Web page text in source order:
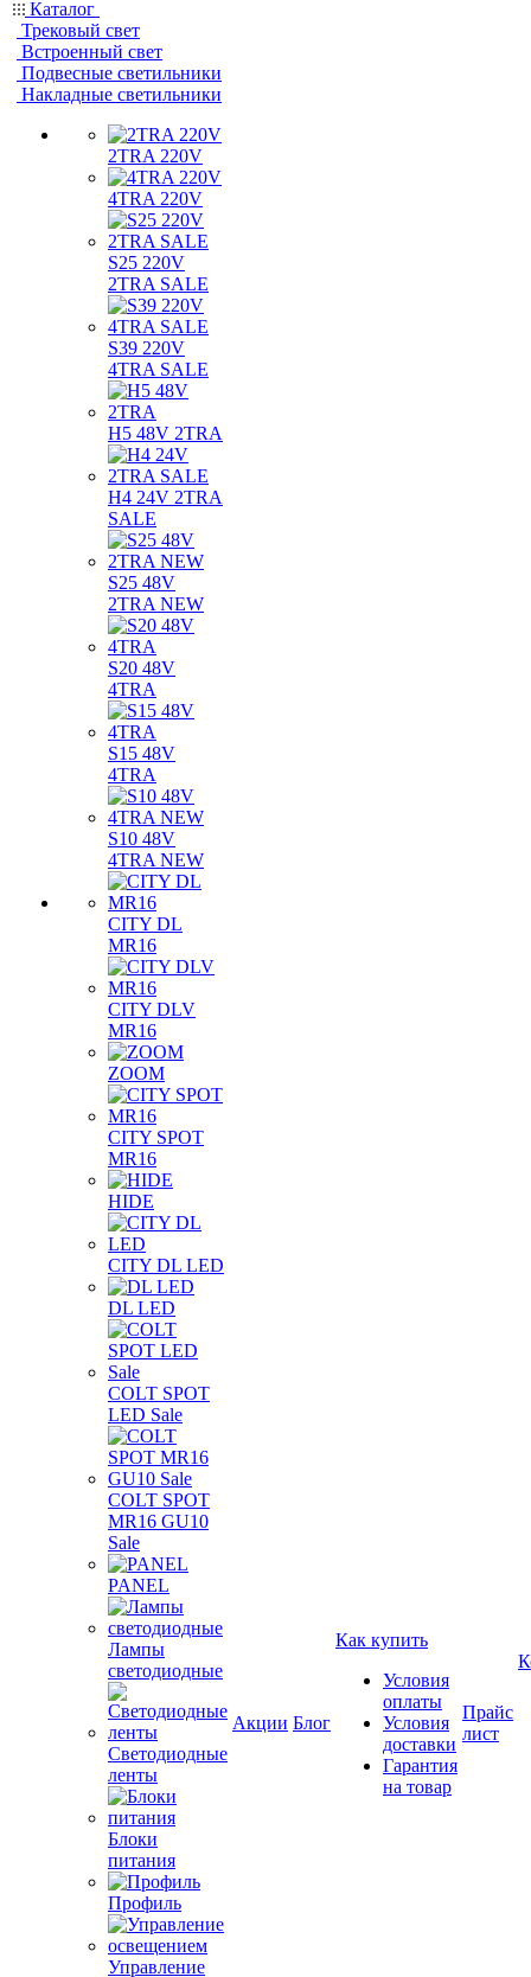
Каталог
Трековый свет
Встроенный свет
Подвесные светильники
Накладные светильники
2TRA 220V
4TRA 220V
S25 220V
2TRA SALE
S39 220V
4TRA SALE
H5 48V 2TRA
H4 24V 2TRA
SALE
S25 48V
2TRA NEW
S20 48V
4TRA
S15 48V
4TRA
S10 48V
4TRA NEW
CITY DL
MR16
CITY DLV
MR16
ZOOM
CITY SPOT
MR16
HIDE
CITY DL LED
DL LED
COLT SPOT
LED Sale
COLT SPOT
MR16 GU10
Sale
PANEL
Лампы
светодиодные
Светодиодные
ленты
Блоки
питания
Профиль
Управление
Акции Блог
Как купить
Условия
оплаты
Условия
доставки
Гарантия
на товар
Прайс
лист